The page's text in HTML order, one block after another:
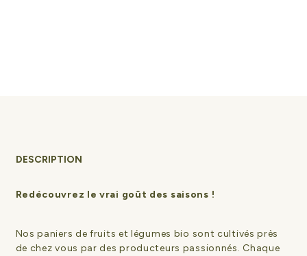
DESCRIPTION
Redécouvrez le vrai goût des saisons !
Nos paniers de fruits et légumes bio sont cultivés près
de chez vous par des producteurs passionnés. Chaque